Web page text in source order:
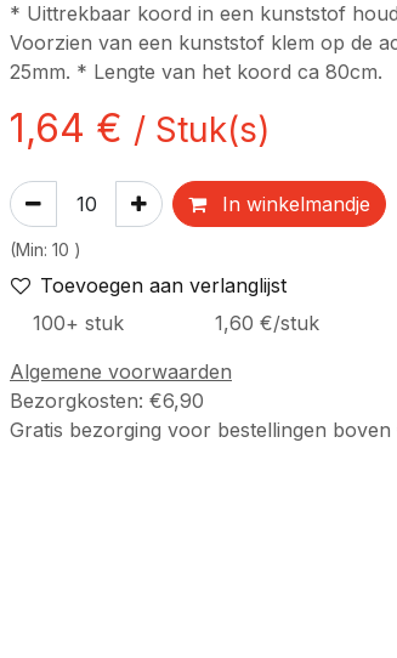
* Uittrekbaar koord in een kunststof
Voorzien van een kunststof klem op de
25mm. * Lengte van het koord ca 80cm.
1,64 € / Stuk(s)
In winkelmandje
(Min: 10 )
Toevoegen aan verlanglijst
100+ stuk 1,60 €/stuk
Algemene voorwaarden
Bezorgkosten: €6,90
Gratis bezorging voor bestellingen